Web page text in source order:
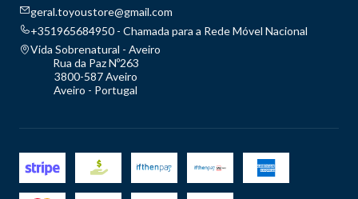
geral.toyoustore@gmail.com
+351965684950 - Chamada para a Rede Móvel Nacional
Vida Sobrenatural - Aveiro
Rua da Paz Nº263
3800-587 Aveiro
Aveiro - Portugal